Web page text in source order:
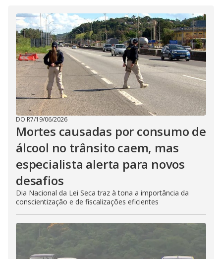
DO R7/19/06/2026
Mortes causadas por consumo de
álcool no trânsito caem, mas
especialista alerta para novos
desafios
Dia Nacional da Lei Seca traz à tona a importância da
conscientização e de fiscalizações eficientes